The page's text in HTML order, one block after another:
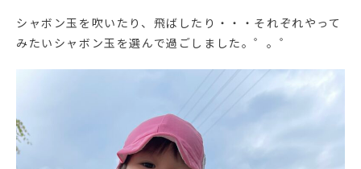
シャボン玉を吹いたり、飛ばしたり・・・それぞれやって
みたいシャボン玉を選んで過ごしました。゜。゜